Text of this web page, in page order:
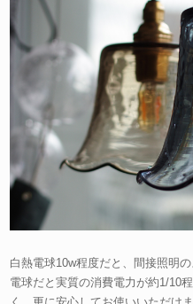
白熱電球10w程度だと、間接照明
電球だと実質の消費電力が約1/10